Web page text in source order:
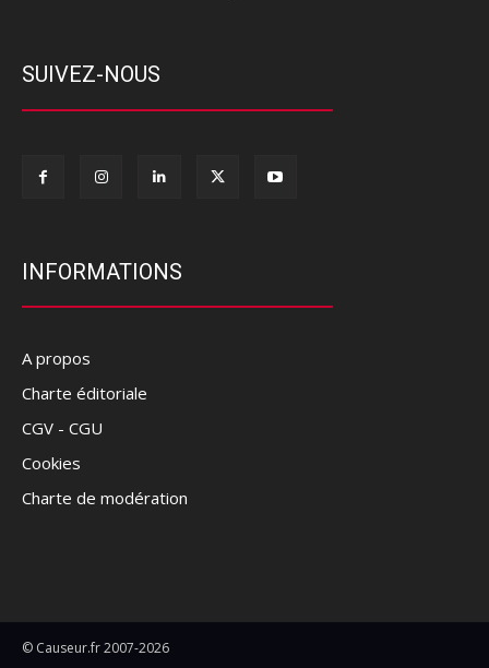
SUIVEZ-NOUS
INFORMATIONS
A propos
Charte éditoriale
CGV - CGU
Cookies
Charte de modération
© Causeur.fr 2007-2026